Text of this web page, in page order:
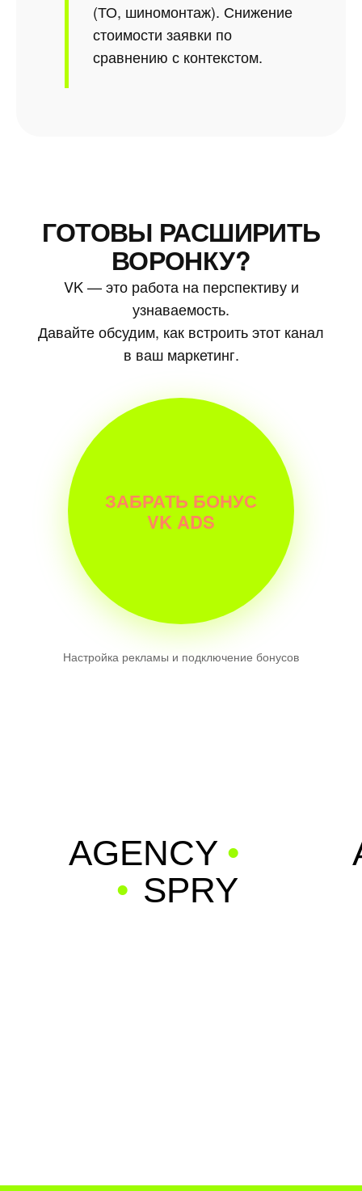
(ТО, шиномонтаж). Снижение
стоимости заявки по
сравнению с контекстом.
ГОТОВЫ РАСШИРИТЬ
ВОРОНКУ?
VK — это работа на перспективу и
узнаваемость.
Давайте обсудим, как встроить этот канал
в ваш маркетинг.
ЗАБРАТЬ БОНУС
VK ADS
Настройка рекламы и подключение бонусов
AGENCY •
• SPRY